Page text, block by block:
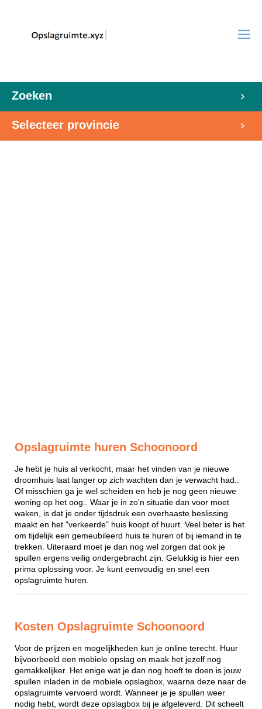
Zoeken
Selecteer provincie
Opslagruimte huren Schoonoord
Je hebt je huis al verkocht, maar het vinden van je nieuwe
droomhuis laat langer op zich wachten dan je verwacht had..
Of misschien ga je wel scheiden en heb je nog geen nieuwe
woning op het oog.. Waar je in zo'n situatie dan voor moet
waken, is dat je onder tijdsdruk een overhaaste beslissing
maakt en het "verkeerde" huis koopt of huurt. Veel beter is het
om tijdelijk een gemeubileerd huis te huren of bij iemand in te
trekken. Uiteraard moet je dan nog wel zorgen dat ook je
spullen ergens veilig ondergebracht zijn. Gelukkig is hier een
prima oplossing voor. Je kunt eenvoudig en snel een
opslagruimte huren.
Kosten Opslagruimte Schoonoord
Voor de prijzen en mogelijkheden kun je online terecht. Huur
bijvoorbeeld een mobiele opslag en maak het jezelf nog
gemakkelijker. Het enige wat je dan nog hoeft te doen is jouw
spullen inladen in de mobiele opslagbox, waarna deze naar de
opslagruimte vervoerd wordt. Wanneer je je spullen weer
nodig hebt, wordt deze opslagbox bij je afgeleverd. Dit scheelt